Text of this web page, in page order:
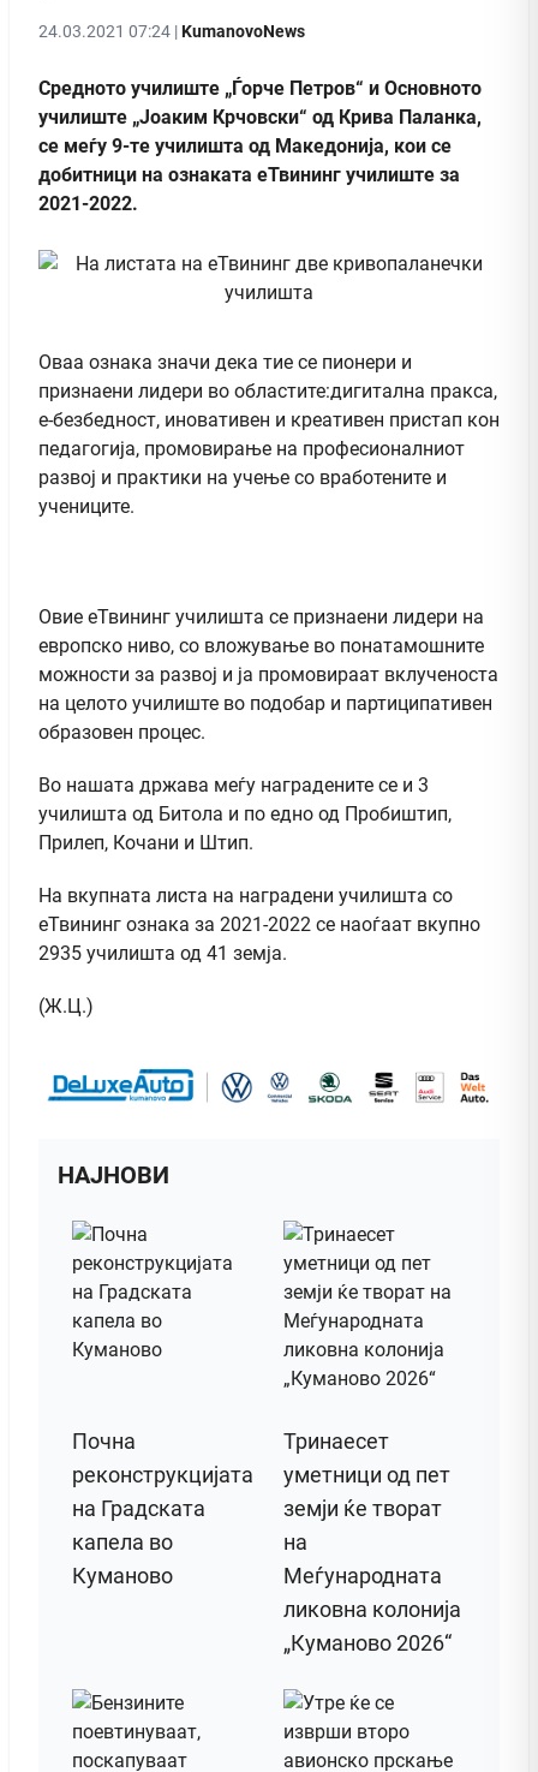
24.03.2021 07:24 |KumanovoNews
Средното училиште „Ѓорче Петров“ и Основното
училиште „Јоаким Крчовски“ од Крива Паланка,
се меѓу 9-те училишта од Македонија, кои се
добитници на ознаката еТвининг училиште за
2021-2022.
Оваа ознака значи дека тие се пионери и
признаени лидери во областите:дигитална пракса,
е-безбедност, иновативен и креативен пристап кон
педагогија, промовирање на професионалниот
развој и практики на учење со вработените и
учениците.
Овие еТвининг училишта се признаени лидери на
европско ниво, со вложување во понатамошните
можности за развој и ја промовираат вклученоста
на целото училиште во подобар и партиципативен
образовен процес.
Во нашата држава меѓу наградените се и 3
училишта од Битола и по едно од Пробиштип,
Прилеп, Кочани и Штип.
На вкупната листа на наградени училишта со
еТвининг ознака за 2021-2022 се наоѓаат вкупно
2935 училишта од 41 земја.
(Ж.Ц.)
НАЈНОВИ
Почна
реконструкцијата
на Градската
капела во
Куманово
Тринаесет
уметници од пет
земји ќе творат
на
Меѓународната
ликовна колонија
„Куманово 2026“